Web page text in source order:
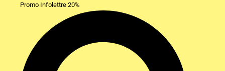
Promo Infolettre 20%